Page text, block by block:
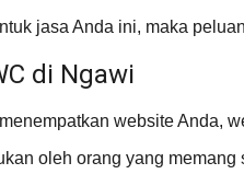
jasa Anda ini, maka
di Ngawi
website Anda,
oleh orang yang